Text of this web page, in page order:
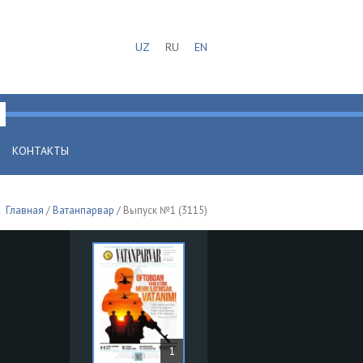
UZ RU EN
КОНТАКТЫ
Главная /Ватанпарвар / Выпуск №1 (3115)
1